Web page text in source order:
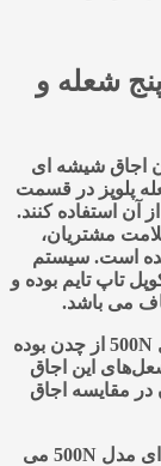
شعله و
اجاق شیشه ای
پلوپز در قسمت
آن استفاده کنند.
مشتریان،
است. سیستم
تاپ تایم بوده و
می باشد.
جنس سپری به کار رفته در اجاق شیشه ای مدل 500N از چدن بوده
این اجاق
در مقایسه اجاق
آپشن های دیگر به کار رفته در اجاق گاز شیشه ای مدل 500N می